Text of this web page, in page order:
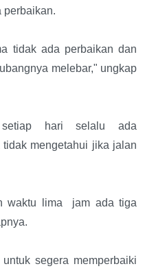
perbaikan.
tidak ada perbaikan dan
melebar," ungkap
setiap hari selalu ada
mengetahui jika jalan
waktu lima
jam ada tiga
segera memperbaiki